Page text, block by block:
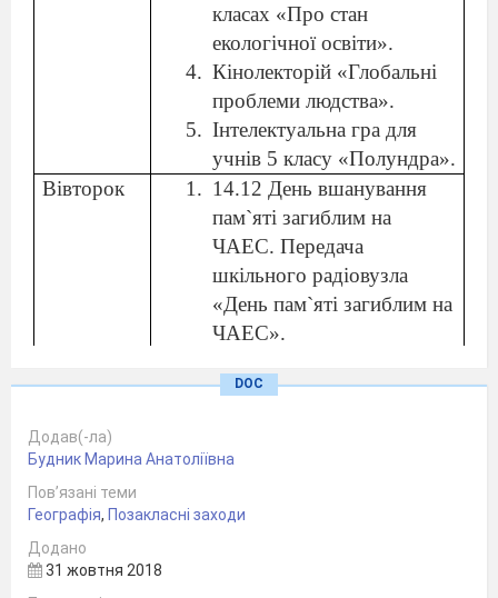
класах «Про стан
екологічної освіти».
Кінолекторій «Глобальні
проблеми людства».
Інтелектуальна гра для
учнів 5 класу «Полундра».
Вівторок
14.12 День вшанування
пам`яті загиблим на
ЧАЕС. Передача
шкільного радіовузла
«День пам`яті загиблим на
ЧАЕС».
Чорнобиль» з
полиця «Природа – наш
DOC
Додав(-ла)
Будник Марина Анатоліївна
Пов’язані теми
Географія, Позакласні заходи
Додано
31 жовтня 2018